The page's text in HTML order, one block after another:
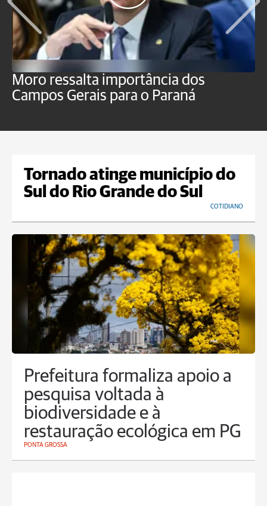
Moro ressalta importância dos
Campos Gerais para o Paraná
Tornado atinge município do
Sul do Rio Grande do Sul
COTIDIANO
Prefeitura formaliza apoio a
pesquisa voltada à
biodiversidade e à
restauração ecológica em PG
PONTA GROSSA